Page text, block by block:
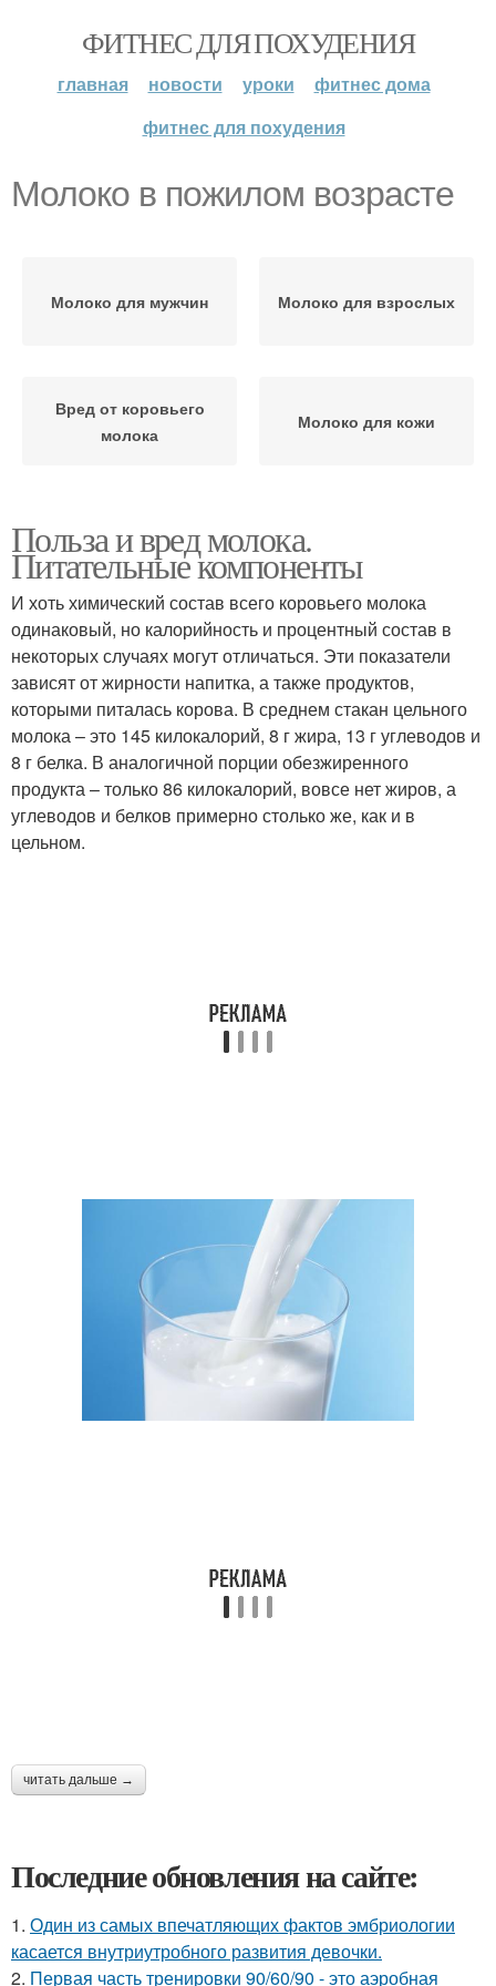
ФИТНЕС ДЛЯ ПОХУДЕНИЯ
главная новости уроки
фитнес дома
фитнес для похудения
Молоко в пожилом возрасте
Молоко для мужчин Молоко для взрослых
Вред от коровьего
молока
Молоко для кожи
Польза и вред молока.
Питательные компоненты
И хоть химический состав всего коровьего молока
одинаковый, но калорийность и процентный состав в
некоторых случаях могут отличаться. Эти показатели
зависят от жирности напитка, а также продуктов,
которыми питалась корова. В среднем стакан цельного
молока – это 145 килокалорий, 8 г жира, 13 г углеводов и
8 г белка. В аналогичной порции обезжиренного
продукта – только 86 килокалорий, вовсе нет жиров, а
углеводов и белков примерно столько же, как и в
цельном.
читать дальше →
Последние обновления на сайте:
1. Один из самых впечатляющих фактов эмбриологии
касается внутриутробного развития девочки.
2. Первая часть тренировки 90/60/90 - это аэробная